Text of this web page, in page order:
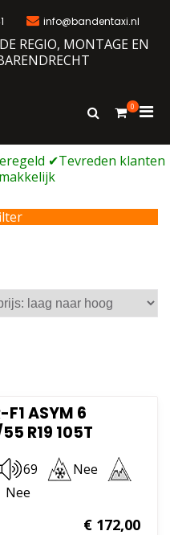
info@bandentaxi.nl
REGIO, MONTAGE EN
Bandengarage met eigen webshop
Toon
0
voor
F1 ASYM 6
R19 105T
69
Nee
Nee
€172,00